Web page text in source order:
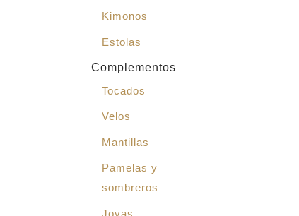
Kimonos
Estolas
Complementos
Tocados
Velos
Mantillas
Pamelas y
sombreros
Joyas